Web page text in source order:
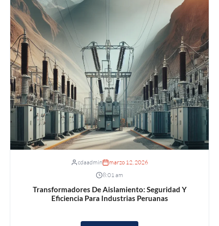
cdaadmin
marzo 12, 2026
8:01 am
Transformadores De Aislamiento: Seguridad Y
Eficiencia Para Industrias Peruanas